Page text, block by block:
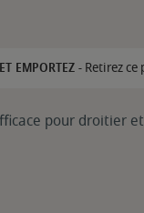
EMPORTEZ -Retirez ce
pour droitier